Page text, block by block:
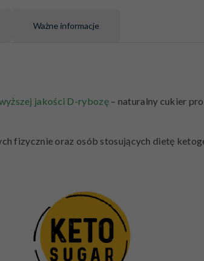
Ważne informacje
jakości D-rybozę– naturalny cukier
fizycznie oraz osób stosujących dietę